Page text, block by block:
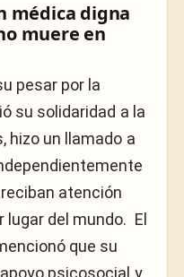
médica digna
muere en
pesar por la
su solidaridad a la
hizo un llamado a
atención
del mundo. El
que su
psicosocial y